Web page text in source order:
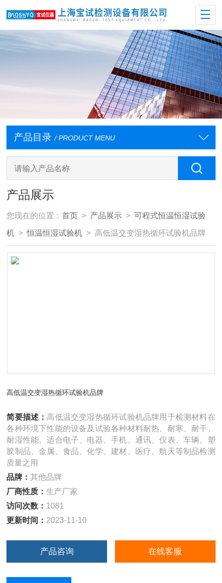
产品目录 / PRODUCT MENU
产品展示
您现在的位置：首页 > 产品展示 >可程式恒温恒湿试验
机 >恒温恒湿试验机 > 高低温交变湿热循环试验机品牌
高低温交变湿热循环试验机品牌
简要描述：高低温交变湿热循环试验机品牌用于检测材料在
各种环境下性能的设备及试验各种材料耐热、耐寒、耐干、
耐湿性能。适合电子、电器、手机、通讯、仪表、车辆、塑
胶制品、金属、食品、化学、建材、医疗、航天等制品检测
质量之用
品牌：其他品牌
厂商性质：生产厂家
访问次数： 1081
更新时间： 2023-11-10
产品咨询 在线客服